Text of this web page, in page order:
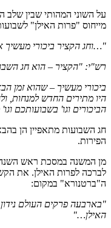
על השוני המהותי שבין שלב
מייחוס "פרות האילן"
"…וחג הקציר ביכורי
רש"י: "הקציר – הוא חג
ביכורי מעשיך – שהוא זמן
היו מתירים החדש למנחות,
הביכורים וגו' בשבועותכם
חג השבועות מתאפיין הן
הפירות.
מן המשנה במסכת ראש
לברכה לפרות האילן. את
ה"ברטנורא" במקום:
"בארבעה פרקים העולם
האילן…"